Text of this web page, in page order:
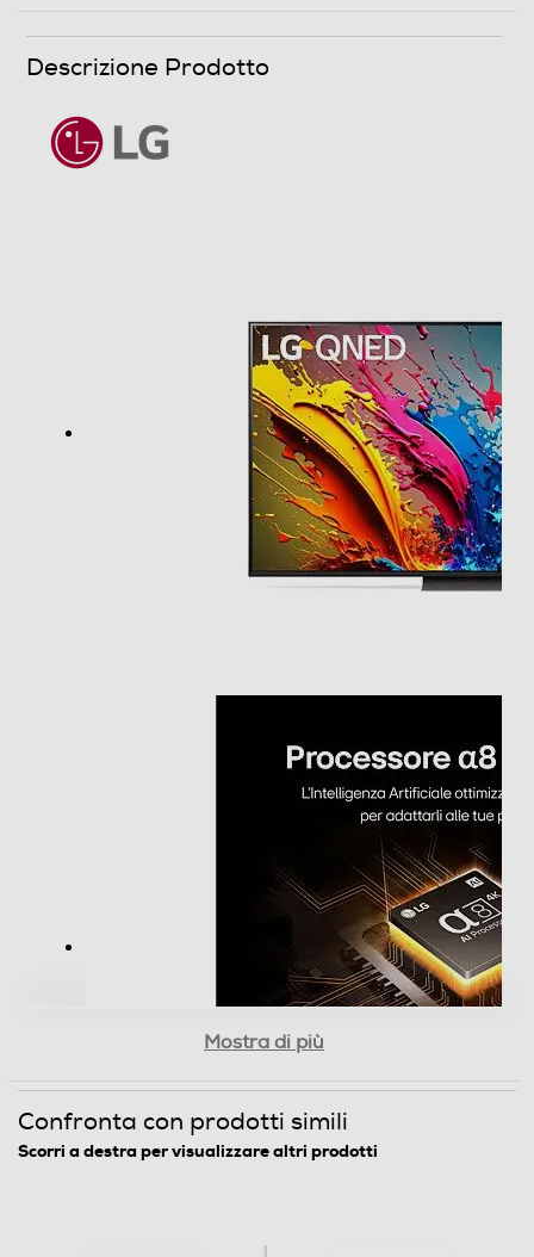
Risoluzione HD
Frequenza di aggiornamento (Hz)
HDR High Dinamic Range
Classe efficienza energetica in modalità HDR
2
Sistema audio
Descrizione Prodotto
Mostra di più
Confronta con prodotti simili
Scorri a destra per visualizzare altri prodotti